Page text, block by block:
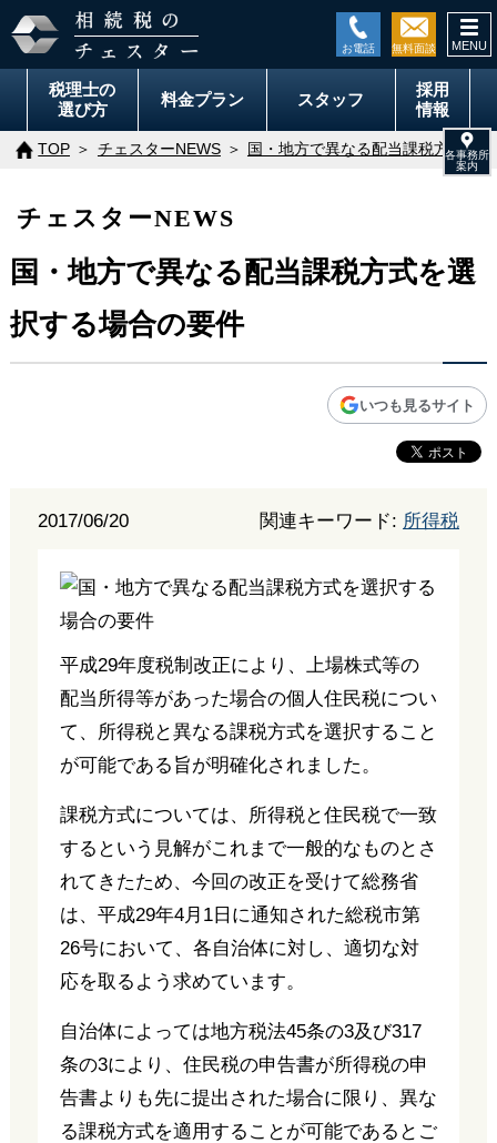
税理士の
選び方
料金プラン スタッフ
採用
情報
TOP チェスターNEWS 国・地方で異なる配当課税方式を
チェスターNEWS
国・地方で異なる配当課税方式を選
択する場合の要件
いつも見るサイト
2017/06/20 関連キーワード: 所得税
平成29年度税制改正により、上場株式等の
配当所得等があった場合の個人住民税につい
て、所得税と異なる課税方式を選択すること
が可能である旨が明確化されました。
課税方式については、所得税と住民税で一致
するという見解がこれまで一般的なものとさ
れてきたため、今回の改正を受けて総務省
は、平成29年4月1日に通知された総税市第
26号において、各自治体に対し、適切な対
応を取るよう求めています。
自治体によっては地方税法45条の3及び317
条の3により、住民税の申告書が所得税の申
告書よりも先に提出された場合に限り、異な
る課税方式を適用することが可能であるとご